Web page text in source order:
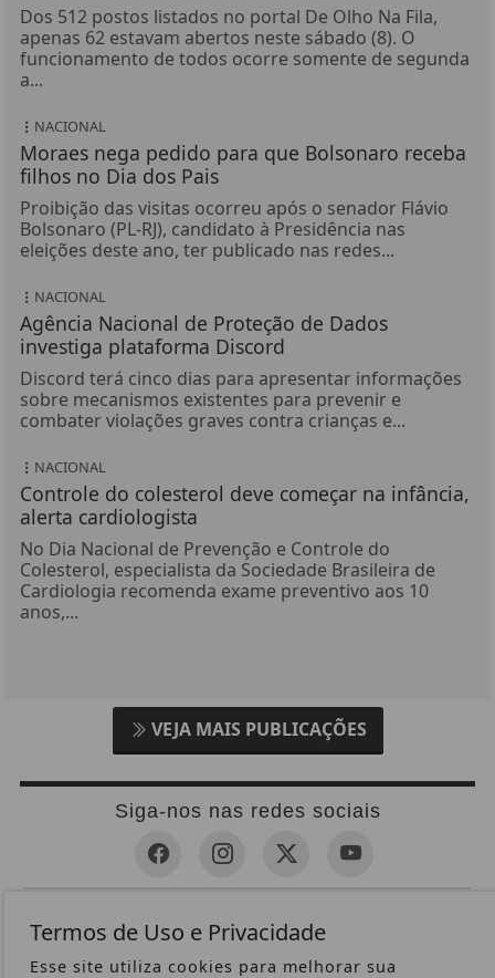
Dos 512 postos listados no portal De Olho Na Fila,
apenas 62 estavam abertos neste sábado (8). O
funcionamento de todos ocorre somente de segunda
a...
NACIONAL
Moraes nega pedido para que Bolsonaro receba
filhos no Dia dos Pais
Proibição das visitas ocorreu após o senador Flávio
Bolsonaro (PL-RJ), candidato à Presidência nas
eleições deste ano, ter publicado nas redes...
NACIONAL
Agência Nacional de Proteção de Dados
investiga plataforma Discord
Discord terá cinco dias para apresentar informações
sobre mecanismos existentes para prevenir e
combater violações graves contra crianças e...
NACIONAL
Controle do colesterol deve começar na infância,
alerta cardiologista
No Dia Nacional de Prevenção e Controle do
Colesterol, especialista da Sociedade Brasileira de
Cardiologia recomenda exame preventivo aos 10
anos,...
VEJA MAIS PUBLICAÇÕES
Siga-nos nas redes sociais
CRÔNICAS
NACIONAL
Termos de Uso e Privacidade
Esse site utiliza cookies para melhorar sua